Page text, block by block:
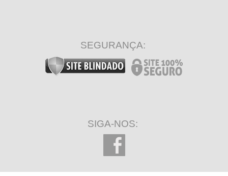
SEGURANÇA:
SIGA-NOS: